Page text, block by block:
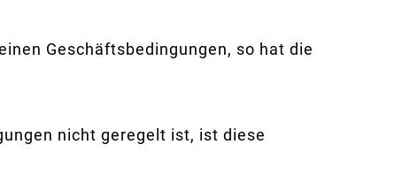
Geschäftsbedingungen, so hat die
nicht geregelt ist, ist diese